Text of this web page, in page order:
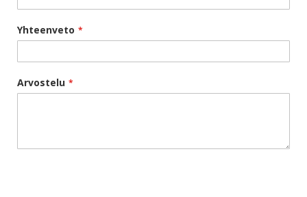
Yhteenveto
Arvostelu